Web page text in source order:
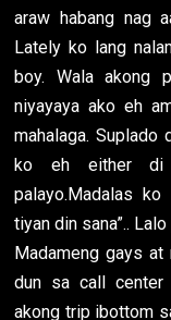
araw habang nag
Lately ko lang
boy. Wala akong
niyayaya ako eh
mahalaga.
ko eh either di
palayo.Madalas
tiyan din sana”..
Madameng gays
dun sa call center
akong trip ibottom